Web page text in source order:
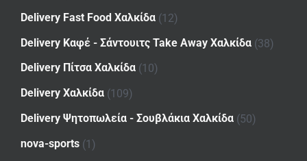
Delivery Fast Food Χαλκίδα (12)
Delivery Καφέ - Σάντουιτς Take Away Χαλκίδα (38)
Delivery Πίτσα Χαλκίδα (10)
Delivery Χαλκίδα (109)
Delivery Ψητοπωλεία - Σουβλάκια Χαλκίδα (50)
nova-sports (1)